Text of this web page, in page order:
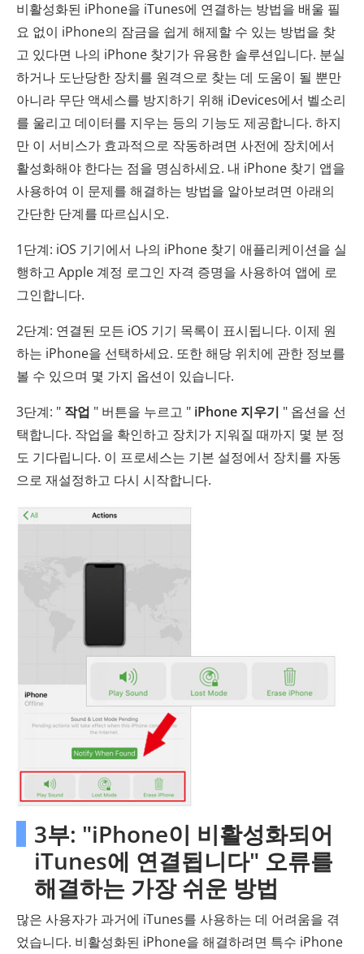
비활성화된 iPhone을 iTunes에 연결하는 방법을 배울 필
요 없이 iPhone의 잠금을 쉽게 해제할 수 있는 방법을 찾
고 있다면 나의 iPhone 찾기가 유용한 솔루션입니다. 분실
하거나 도난당한 장치를 원격으로 찾는 데 도움이 될 뿐만
아니라 무단 액세스를 방지하기 위해 iDevices에서 벨소리
를 울리고 데이터를 지우는 등의 기능도 제공합니다. 하지
만 이 서비스가 효과적으로 작동하려면 사전에 장치에서
활성화해야 한다는 점을 명심하세요. 내 iPhone 찾기 앱을
사용하여 이 문제를 해결하는 방법을 알아보려면 아래의
간단한 단계를 따르십시오.
1단계: iOS 기기에서 나의 iPhone 찾기 애플리케이션을 실
행하고 Apple 계정 로그인 자격 증명을 사용하여 앱에 로
그인합니다.
2단계: 연결된 모든 iOS 기기 목록이 표시됩니다. 이제 원
하는 iPhone을 선택하세요. 또한 해당 위치에 관한 정보를
볼 수 있으며 몇 가지 옵션이 있습니다.
3단계: " 작업 " 버튼을 누르고 " iPhone 지우기 " 옵션을 선
택합니다. 작업을 확인하고 장치가 지워질 때까지 몇 분 정
도 기다립니다. 이 프로세스는 기본 설정에서 장치를 자동
으로 재설정하고 다시 시작합니다.
3부: "iPhone이 비활성화되어
iTunes에 연결됩니다" 오류를
해결하는 가장 쉬운 방법
많은 사용자가 과거에 iTunes를 사용하는 데 어려움을 겪
었습니다. 비활성화된 iPhone을 해결하려면 특수 iPhone